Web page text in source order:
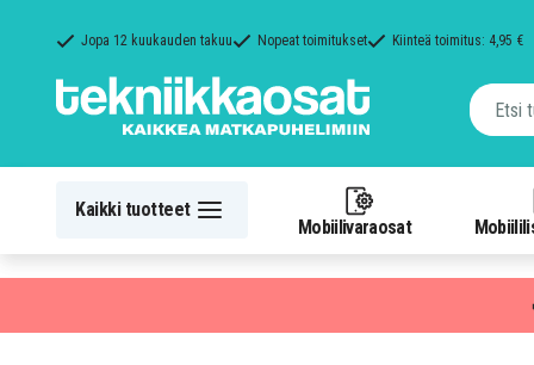
Jopa 12 kuukauden takuu Nopeat toimitukset Kiinteä toimitus: 4,95 €
Kaikki tuotteet
Mobiilivaraosat